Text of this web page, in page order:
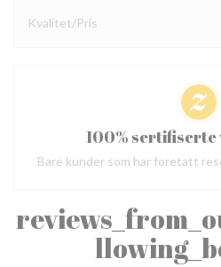
Kvalitet/Pris
100%
Bare kunder som har foretatt